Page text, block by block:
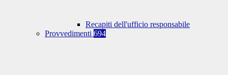
Recapiti dell'ufficio responsabile
Provvedimenti 694